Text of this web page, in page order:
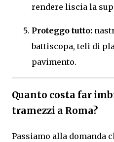
rendere liscia la
Proteggo tutto:
battiscopa, teli di
pavimento.
Quanto costa far
tramezzi a Roma?
Passiamo alla domanda